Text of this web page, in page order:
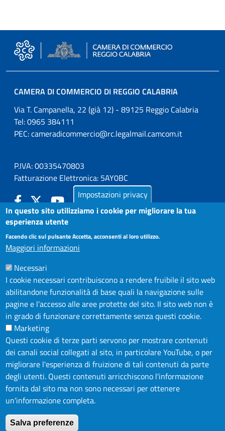
CAMERA DI COMMERCIO DI REGGIO CALABRIA
Via T. Campanella, 22 (già 12) - 89125 Reggio Calabria
Tel: 0965 384111
PEC:cameradicommercio@rc.legalmail.camcom.it
P.IVA: 00335470803
Fatturazione Elettronica: 5AY0BC
LA CAMERA
PUBBLICITÀ LEGALE
AMMINISTRAZIONE TRASPARENTE
AZIENDA SPECIALE IN.FORM.A.
AZIENDA SPECIALE SSEA
MODULISTICA
SERVIZIONLINE
URP
INFORMAZIONE ECONOMICA E STATISTICA
NOTE LEGALI
PRIVACY POLICY
FEEDBACK ACCESSIBILITÀ
Impostazioni privacy
In questo sito utilizziamo i cookie per migliorare la tua
esperienza utente
Facendo clic sul pulsante Accetta, acconsenti al loro utilizzo.
Maggiori informazioni
Necessari
I cookie necessari contribuiscono a rendere fruibile il sito web
abilitandone funzionalità di base quali la navigazione sulle
pagine e l'accesso alle aree protette del sito. Il sito web non è
in grado di funzionare correttamente senza questi cookie.
Marketing
Questi cookie di terze parti servono per mostrare contenuti
dei canali social collegati al sito, in particolare YouTube, o per
migliorare l'esperienza di fruizione di tali contenuti da parte
degli utenti. Questi contenuti arricchiscono l'informazione
fornita dal sito ma non sono necessari per ottenere
un'informazione completa.
Salva preferenze